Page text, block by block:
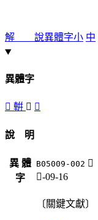
解 說異體字小 中
異體字
󸴂 輧 𨍍 󸴃
說 明
異 體
字
B05009-002 𨍍
車-09-16
〔關鍵文獻〕